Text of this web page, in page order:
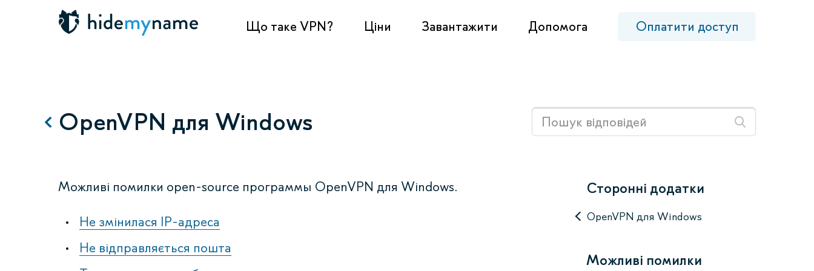
Що таке VPN? Ціни Завантажити Допомога Оплатити доступ
OpenVPN для Windows
Можливі помилки open-source программы OpenVPN для Windows.
Не змінилася IP-адреса
Не відправляється пошта
Сторонні додатки
OpenVPN для Windows
Можливі помилки